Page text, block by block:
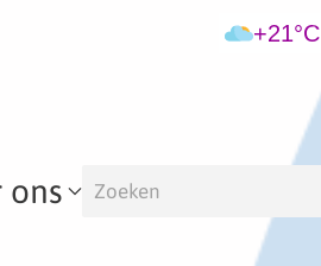
+21°C
ons